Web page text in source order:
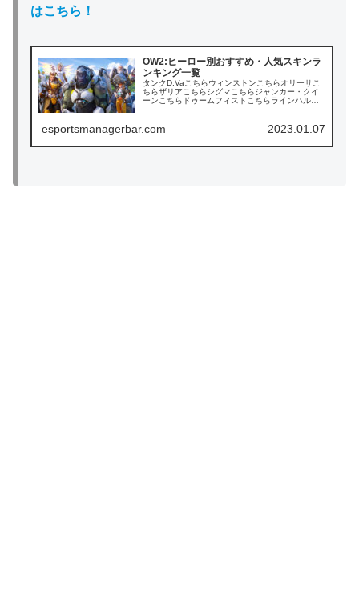
はこちら！
OW2:ヒーロー別おすすめ・人気スキンラ
ンキング一覧
タンクD.Vaこちらウィンストンこちらオリーサこ
ちらザリアこちらシグマこちらジャンカー・クイ
ーンこちらドゥームフィストこちらラインハルト
esportsmanagerbar.com 2023.01.07